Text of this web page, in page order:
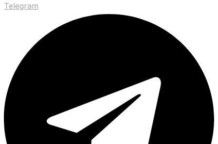
Telegram